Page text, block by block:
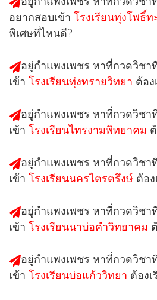
อยากสอบเข้า โรงเรียนทุ่งโพธิ์ท
พิเศษที่ไหนดี?
อยู่กำแพงเพชร หาที่กวดวิชา
เข้า โรงเรียนทุ่งทรายวิทยา ต้อ
อยู่กำแพงเพชร หาที่กวดวิช
เข้า โรงเรียนไทรงามพิทยาคม
อยู่กำแพงเพชร หาที่กวดวิช
เข้า โรงเรียนนครไตรตรึงษ์ ต้อ
อยู่กำแพงเพชร หาที่กวดวิชา
เข้า โรงเรียนนาบ่อคำวิทยาคม
อยู่กำแพงเพชร หาที่กวดวิชา
เข้า โรงเรียนบ่อแก้ววิทยา ต้อง